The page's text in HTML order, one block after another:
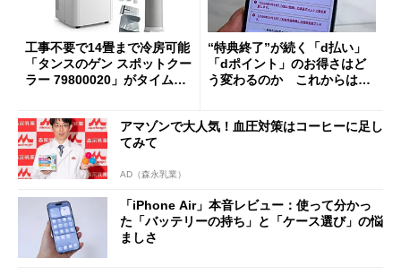
工事不要で14畳まで冷房可能
「タンスのゲン スポットクー
ラー 79800020」がタイムセ
“特典終了”が続く「d払い」
「dポイント」のお得さはど
う変わるのか これからは
アマゾンで大人気！血圧対策はコーヒーに足し
てみて
AD（森永乳業）
「iPhone Air」本音レビュー：使って分かっ
た「バッテリーの持ち」と「ケース選び」の悩
ましさ